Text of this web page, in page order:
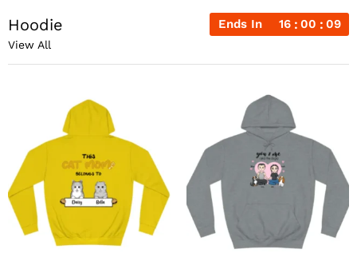
Hoodie Ends In 16 00 08
View All